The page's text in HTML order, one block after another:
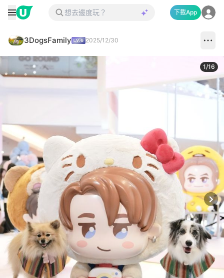
下載App
3DogsFamily 2025/12/30
1/16